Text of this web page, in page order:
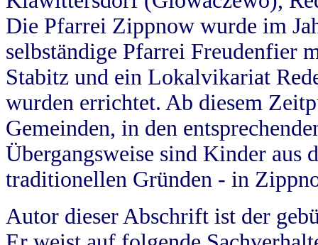
Die Pfarrei Zippnow wurde im
selbständige Pfarrei Freudenfier
Stabitz und ein Lokalvikariat
wurden errichtet. Ab diesem
Gemeinden, in den
Übergangsweise sind Kinder aus
traditionellen Gründen - in
Autor dieser Abschrift ist der